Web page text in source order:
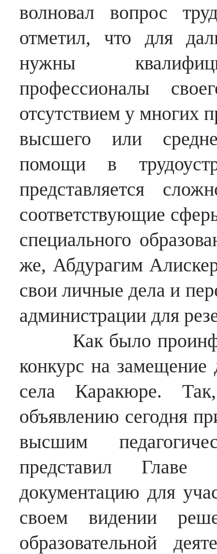
волновал вопрос
отметил, что для
нужны
профессионалы
отсутствием у многих
высшего или
помощи в
представляется
соответствующие
специального
же, Абдурагим
свои личные дела и
администрации для
Как было
конкурс на
села Каракюре.
объявлению сегодня
высшим
представил Главе
документацию для
своем видении
образовательной